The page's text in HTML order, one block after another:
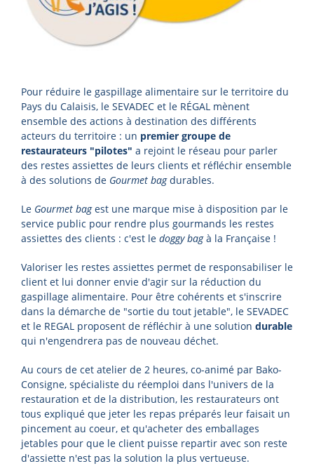
Pour réduire le gaspillage alimentaire sur le territoire du
Pays du Calaisis, le SEVADEC et le RÉGAL mènent
ensemble des actions à destination des différents
acteurs du territoire : un premier groupe de
restaurateurs "pilotes" a rejoint le réseau pour parler
des restes assiettes de leurs clients et réfléchir ensemble
à des solutions de Gourmet bagdurables.
Le Gourmet bagest une marque mise à disposition par le
service public pour rendre plus gourmands les restes
assiettes des clients : c'est le doggy bagà la Française !
Valoriser les restes assiettes permet de responsabiliser le
client et lui donner envie d'agir sur la réduction du
gaspillage alimentaire. Pour être cohérents et s'inscrire
dans la démarche de "sortie du tout jetable", le SEVADEC
et le REGAL proposent de réfléchir à une solution durable
qui n'engendrera pas de nouveau déchet.
Au cours de cet atelier de 2 heures, co-animé par Bako-
Consigne, spécialiste du réemploi dans l'univers de la
restauration et de la distribution, les restaurateurs ont
tous expliqué que jeter les repas préparés leur faisait un
pincement au coeur, et qu'acheter des emballages
jetables pour que le client puisse repartir avec son reste
d'assiette n'est pas la solution la plus vertueuse.